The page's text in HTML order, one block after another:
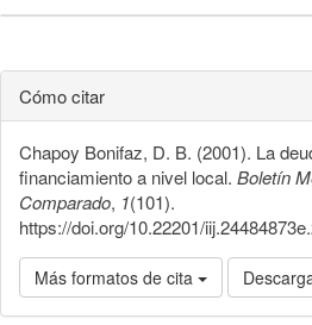
Cómo citar
Chapoy Bonifaz, D. B. (2001). La
financiamiento a nivel local. Boletín
Comparado, 1(101).
https://doi.org/10.22201/
Más formatos de cita